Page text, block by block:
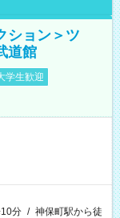
ション＞ツ
道館
学生歓迎
分 / 神保町駅から徒